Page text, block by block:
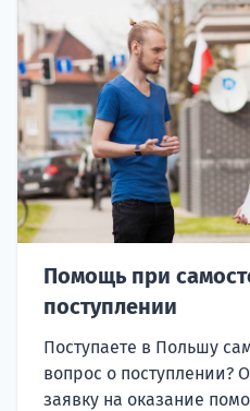
Помощь при
поступлении
Поступаете в Польшу
вопрос о поступлении?
заявку на оказание